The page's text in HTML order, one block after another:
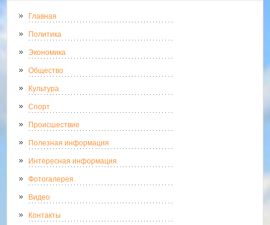
Главная
Политика
Экономика
Общество
Культура
Спорт
Происшествие
Полезная информация
Интересная информация
Фотогалерея
Видео
Контакты